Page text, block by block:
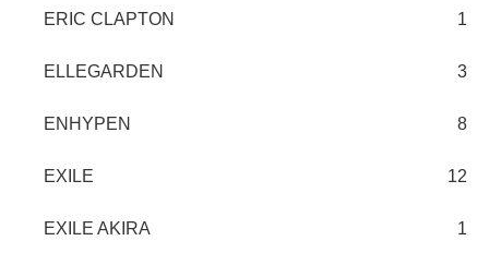
ERIC CLAPTON 1
ELLEGARDEN 3
ENHYPEN 8
EXILE 12
EXILE AKIRA 1